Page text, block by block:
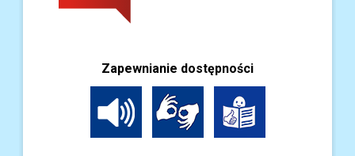
Zapewnianie dostępności